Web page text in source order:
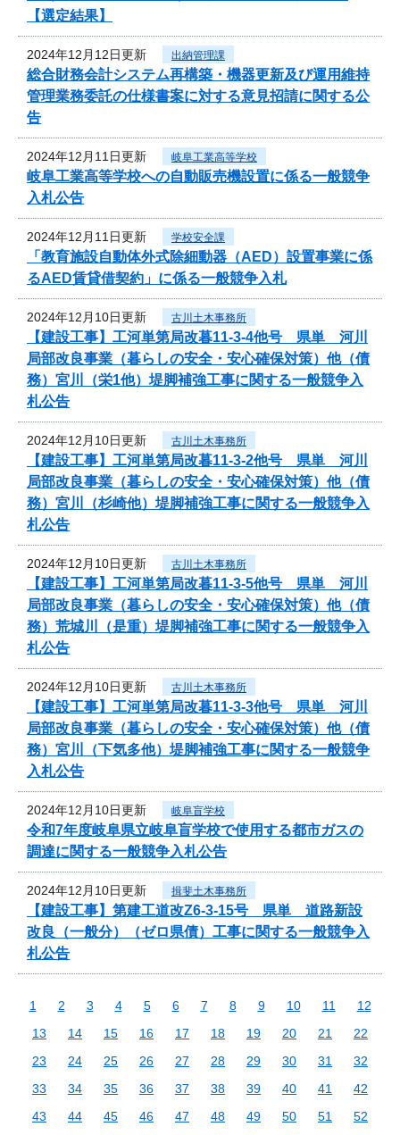
【選定結果】
2024年12月12日更新 出納管理課
総合財務会計システム再構築・機器更新及び運用維持
管理業務委託の仕様書案に対する意見招請に関する公
告
2024年12月11日更新 岐阜工業高等学校
岐阜工業高等学校への自動販売機設置に係る一般競争
入札公告
2024年12月11日更新 学校安全課
「教育施設自動体外式除細動器（AED）設置事業に係
るAED賃貸借契約」に係る一般競争入札
2024年12月10日更新 古川土木事務所
【建設工事】工河単第局改暮11-3-4他号 県単 河川
局部改良事業（暮らしの安全・安心確保対策）他（債
務）宮川（栄1他）堤脚補強工事に関する一般競争入
札公告
2024年12月10日更新 古川土木事務所
【建設工事】工河単第局改暮11-3-2他号 県単 河川
局部改良事業（暮らしの安全・安心確保対策）他（債
務）宮川（杉崎他）堤脚補強工事に関する一般競争入
札公告
2024年12月10日更新 古川土木事務所
【建設工事】工河単第局改暮11-3-5他号 県単 河川
局部改良事業（暮らしの安全・安心確保対策）他（債
務）荒城川（是重）堤脚補強工事に関する一般競争入
札公告
2024年12月10日更新 古川土木事務所
【建設工事】工河単第局改暮11-3-3他号 県単 河川
局部改良事業（暮らしの安全・安心確保対策）他（債
務）宮川（下気多他）堤脚補強工事に関する一般競争
入札公告
2024年12月10日更新 岐阜盲学校
令和7年度岐阜県立岐阜盲学校で使用する都市ガスの
調達に関する一般競争入札公告
2024年12月10日更新 揖斐土木事務所
【建設工事】第建工道改Z6-3-15号 県単 道路新設
改良（一般分）（ゼロ県債）工事に関する一般競争入
札公告
1 2 3 4 5 6 7 8 9 10 11
12
13
14 15 16 17 18 19 20 21
22
23
24 25 26 27 28 29 30 31
32
33
34 35 36 37 38 39 40 41
42
43
44 45 46 47 48 49 50 51
52